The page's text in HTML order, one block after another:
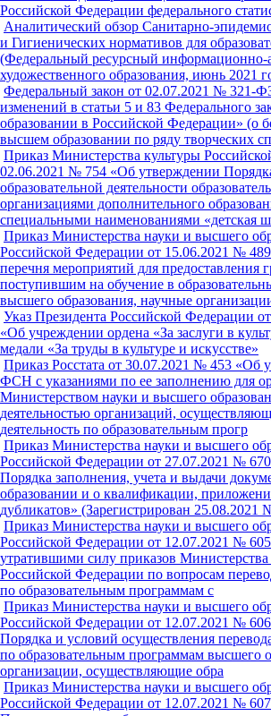
Российской Федерации федерального
Аналитический обзор Санитарно-
и Гигиенических нормативов для
(Федеральный ресурсный информационно-
художественного образования, июнь 2021
Федеральный закон от 02.07.2021 № 321-
изменений в статьи 5 и 83 Федерального
образовании в Российской Федерации» (о
высшем образовании по ряду творческих
Приказ Министерства культуры
02.06.2021 № 754 «Об утверждении
образовательной деятельности
организациями дополнительного
специальными наименованиями «детская
Приказ Министерства науки и высшего
Российской Федерации от 15.06.2021 №
перечня мероприятий для предоставления
поступившим на обучение в
высшего образования, научные
Указ Президента Российской Федерации
«Об учреждении ордена «За заслуги в
медали «За труды в культуре и искусстве»
Приказ Росстата от 30.07.2021 № 453 «Об
ФСН с указаниями по ее заполнению для
Министерством науки и высшего
деятельностью организаций,
деятельность по образовательным прогр
Приказ Министерства науки и высшего
Российской Федерации от 27.07.2021 №
Порядка заполнения, учета и выдачи
образовании и о квалификации,
дубликатов» (Зарегистрирован 25.08.2021
Приказ Министерства науки и высшего
Российской Федерации от 12.07.2021 №
утратившими силу приказов Министерства
Российской Федерации по вопросам
по образовательным программам с
Приказ Министерства науки и высшего
Российской Федерации от 12.07.2021 №
Порядка и условий осуществления
по образовательным программам высшего
организации, осуществляющие обра
Приказ Министерства науки и высшего
Российской Федерации от 12.07.2021 №